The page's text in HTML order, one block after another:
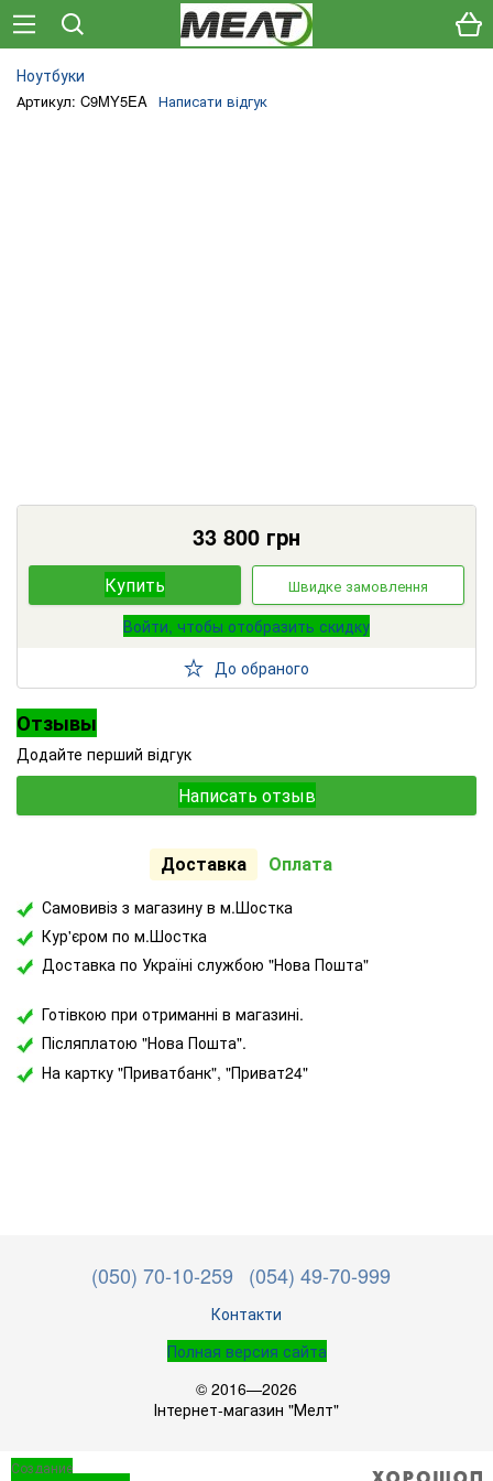
Ноутбуки
Артикул: C9MY5EA Написати відгук
33 800 грн
Купить Швидке замовлення
Войти, чтобы отобразить скидку
До обраного
Отзывы
Додайте перший відгук
Написать отзыв
Доставка Оплата
Самовивіз з магазину в м.Шостка
Кур'єром по м.Шостка
Доставка по Україні службою "Нова Пошта"
Готівкою при отриманні в магазині.
Післяплатою "Нова Пошта".
На картку "Приватбанк", "Приват24"
(050) 70-10-259 (054) 49-70-999
Контакти
Полная версия сайта
© 2016—2026
Інтернет-магазин "Мелт"
Создание